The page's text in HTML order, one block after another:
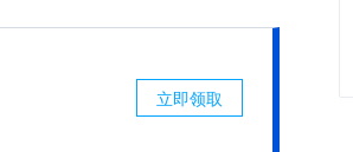
立即领取